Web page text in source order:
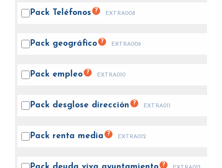
Pack Teléfonos ? EXTRA008
Pack geográfico ? EXTRA009
Pack empleo ? EXTRA010
Pack desglose dirección ? EXTRA011
Pack renta media ? EXTRA012
?